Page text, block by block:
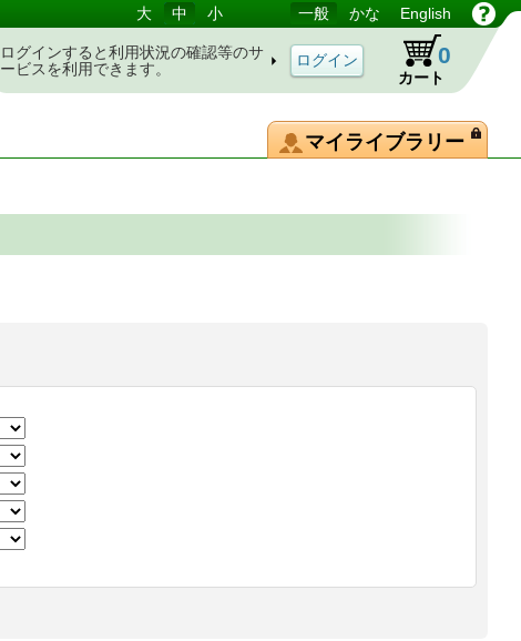
大 中 小 一般 かな English
ログインすると利用状況の確認等のサ
ービスを利用できます。
カート
0
マイライブラリー